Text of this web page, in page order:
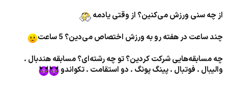
از چه سنی ورزش می‌کنین؟ از وقتی یادمه
چند ساعت در هفته رو به ورزش اختصاص می‌دین؟ 5 ساعت
چه مسابقه‌هایی شرکت کردین؟ تو چه رشته‌ای؟ مسابقه هندبال .
والیبال . فوتبال . پینگ پونگ . دو استقامت . تکواندو